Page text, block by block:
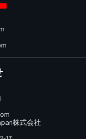
株式会社